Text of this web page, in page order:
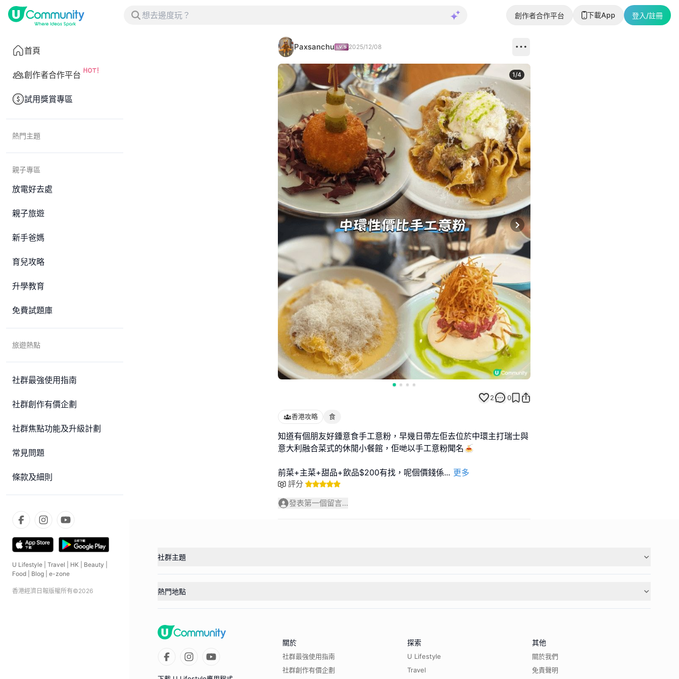
創作者合作平台 下載App 登入/註冊
首頁
創作者合作平台
試用獎賞專區
熱門主題
親子專區
放電好去處
親子旅遊
新手爸媽
育兒攻略
升學教育
免費試題庫
旅遊熱點
社群最強使用指南
社群創作有價企劃
社群焦點功能及升級計劃
常見問題
條款及細則
U Lifestyle Travel HK Beauty
Food
Blog e-zone
香港經濟日報版權所有©2026
Paxsanchu 2025/12/08
Next slide
1/4
2 0
香港攻略 食
知道有個朋友好鍾意食手工意粉，早幾日帶左佢去位於中環主打瑞士與
意大利融合菜式的休閒小餐館，佢哋以手工意粉聞名🍝
前菜+主菜+甜品+飲品$200有找，呢個價錢係... 更多
評分
發表第一個留言...
社群主題
熱門地點
關於
社群最強使用指南
社群創作有價企劃
探索
U Lifestyle
Travel
其他
關於我們
免責聲明